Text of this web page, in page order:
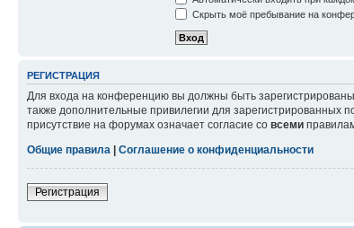
Скрыть моё пребывание на
РЕГИСТРАЦИЯ
Для входа на конференцию вы должны быть
также дополнительные привилегии для зарегистрированных
присутствие на форумах означает согласие со всеми
Общие правила
Соглашение о конфиденциальности
Регистрация